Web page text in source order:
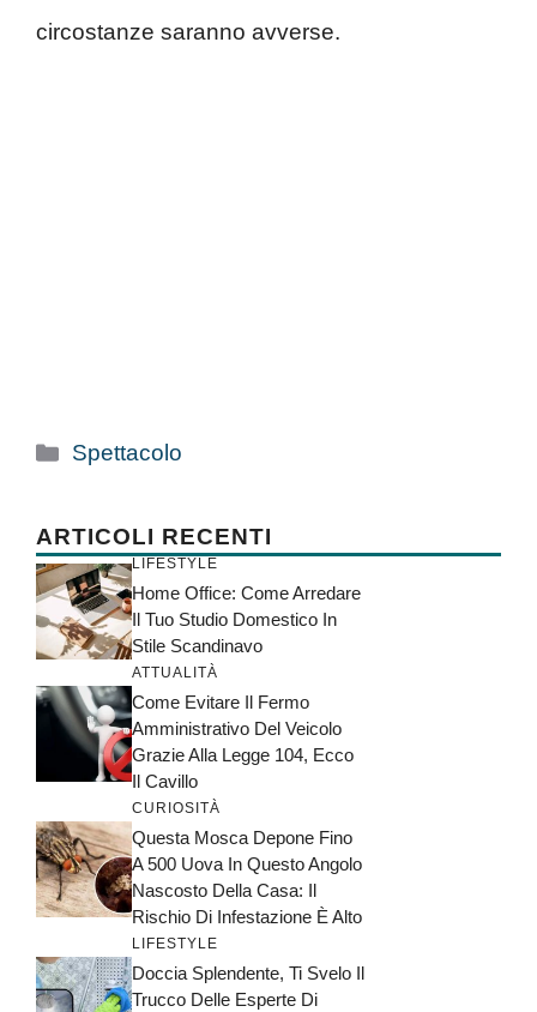
circostanze saranno avverse.
Categorie
Spettacolo
ARTICOLI RECENTI
LIFESTYLE
Home Office: Come Arredare
Il Tuo Studio Domestico In
Stile Scandinavo
ATTUALITÀ
Come Evitare Il Fermo
Amministrativo Del Veicolo
Grazie Alla Legge 104, Ecco
Il Cavillo
CURIOSITÀ
Questa Mosca Depone Fino
A 500 Uova In Questo Angolo
Nascosto Della Casa: Il
Rischio Di Infestazione È Alto
LIFESTYLE
Doccia Splendente, Ti Svelo Il
Trucco Delle Esperte Di